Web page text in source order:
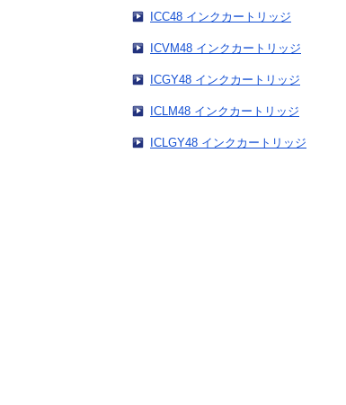
ICC48 インクカートリッジ
ICVM48 インクカートリッジ
ICGY48 インクカートリッジ
ICLM48 インクカートリッジ
ICLGY48 インクカートリッジ